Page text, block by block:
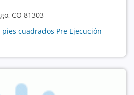
CO 81303
pies cuadrados Pre Ejecución